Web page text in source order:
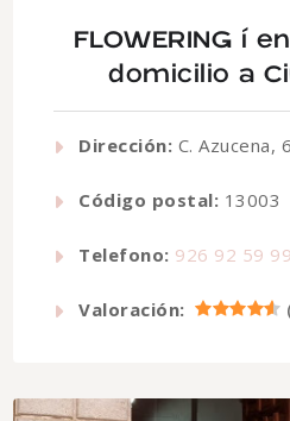
FLOWERING í
domicilio a
Dirección: C. Azucena,
Código postal: 13003
Telefono: 926 92 59 99
Valoración: